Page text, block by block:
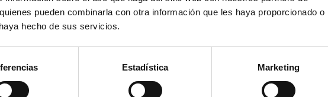
pueden combinarla con otra información que les haya proporcionado o
hecho de sus servicios.
Estadística Marketing
Educación Ambiental, es una clara muestra de
las entidades de investigación y la
con todo lo desarrollado hasta ahora.
(zona de España con mayor cantidad de
El
El
fin tras
análisis